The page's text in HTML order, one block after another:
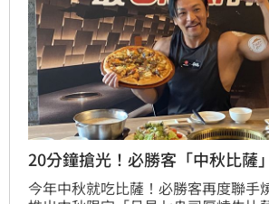
20分鐘搶光！必勝客「中秋比薩
今年中秋就吃比薩！必勝客再度聯手